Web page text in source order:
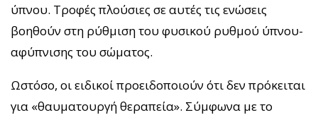
ύπνου. Τροφές πλούσιες σε αυτές τις ενώσεις
βοηθούν στη ρύθμιση του φυσικού ρυθμού ύπνου-
αφύπνισης του σώματος.
Ωστόσο, οι ειδικοί προειδοποιούν ότι δεν πρόκειται
για «θαυματουργή θεραπεία». Σύμφωνα με το